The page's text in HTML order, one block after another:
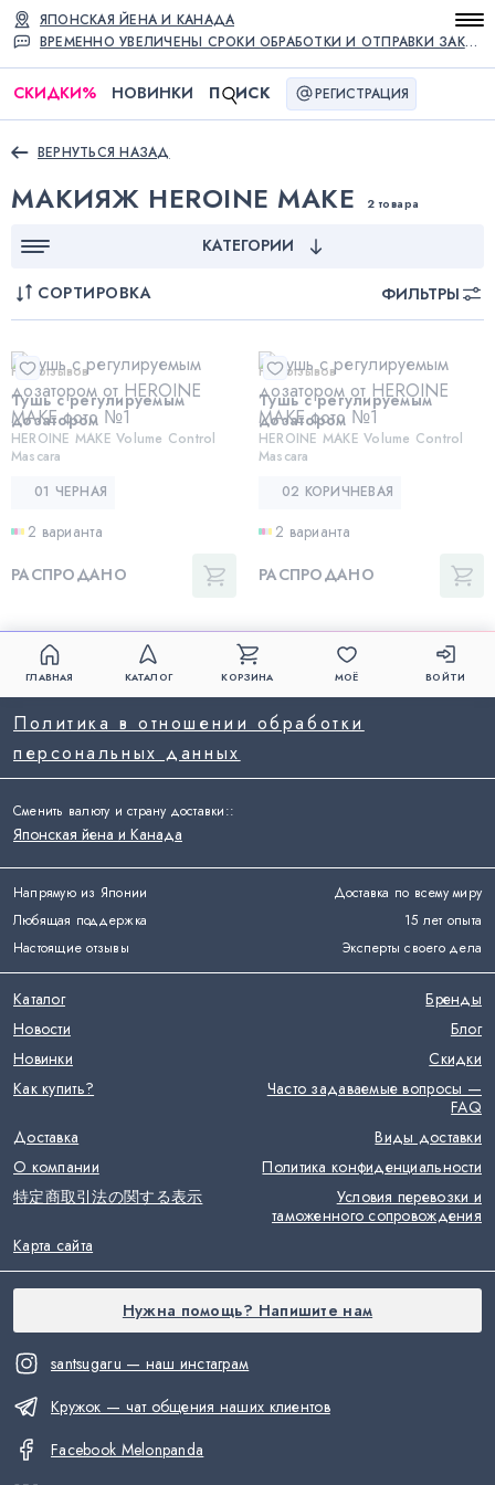
ВРЕМЕННО УВЕЛИЧЕНЫ СРОКИ ОБРАБОТКИ И ОТПРАВКИ ЗАКАЗОВ
ЯПОНСКАЯ ЙЕНА И КАНАДА
СКИДКИ% НОВИНКИ П ИСК РЕГИСТРАЦИЯ
ВЕРНУТЬСЯ НАЗАД
МАКИЯЖ HEROINE MAKE 2 товара
КАТЕГОРИИ
СОРТИРОВКА ФИЛЬТРЫ
Нет отзывов
Тушь с регулируемым
дозатором
HEROINE MAKE Volume Control
Mascara
01 ЧЕРНАЯ
2 варианта
РАСПРОДАНО
Нет отзывов
Тушь с регулируемым
дозатором
HEROINE MAKE Volume Control
Mascara
02 КОРИЧНЕВАЯ
2 варианта
РАСПРОДАНО
ГЛАВНАЯ КАТАЛОГ КОРЗИНА МОЁ ВОЙТИ
Напрямую из Японии
Доставка по всему миру
Любящая поддержка
15 лет опыта
Настоящие отзывы
Эксперты своего дела
santsugaru — наш инстаграм
Кружок — чат общения наших клиентов
Facebook Melonpanda
Политика в отношении обработки
персональных данных
Каталог
Бренды
Новости
Блог
Новинки
Скидки
Как купить?
Часто задаваемые вопросы —
FAQ
Доставка
Виды доставки
О компании
Политика конфиденциальности
特定商取引法の関する表示
Условия перевозки и
таможенного сопровождения
Карта сайта
Сменить валюту и страну доставки::
Японская йена и Канада
Нужна помощь? Напишите нам